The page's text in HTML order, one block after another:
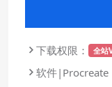
下载权限： 全站
软件|Procreate